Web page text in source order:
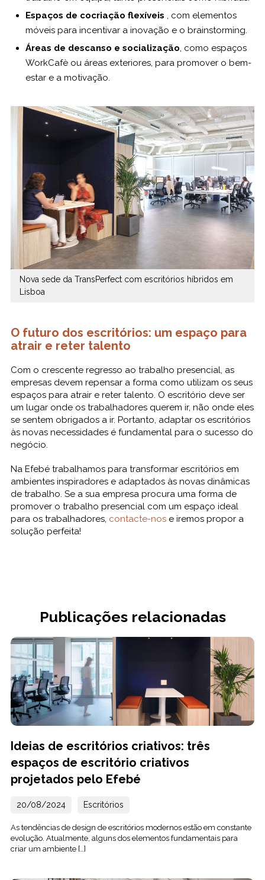
Espaços de cocriação flexíveis , com elementos
móveis para incentivar a inovação e o brainstorming.
Áreas de descanso e socialização, como espaços
WorkCafè ou áreas exteriores, para promover o bem-
estar e a motivação.
Nova sede da TransPerfect com escritórios híbridos em
Lisboa
O futuro dos escritórios: um espaço para
atrair e reter talento
Com o crescente regresso ao trabalho presencial, as
empresas devem repensar a forma como utilizam os seus
espaços para atrair e reter talento. O escritório deve ser
um lugar onde os trabalhadores querem ir, não onde eles
se sentem obrigados a ir. Portanto, adaptar os escritórios
às novas necessidades é fundamental para o sucesso do
negócio.
Na Efebé trabalhamos para transformar escritórios em
ambientes inspiradores e adaptados às novas dinâmicas
de trabalho. Se a sua empresa procura uma forma de
promover o trabalho presencial com um espaço ideal
para os trabalhadores, contacte-nose iremos propor a
solução perfeita!
Publicações relacionadas
Ideias de escritórios criativos: três
espaços de escritório criativos
projetados pelo Efebé
20/08/2024 Escritórios
As tendências de design de escritórios modernos estão em constante
evolução. Atualmente, alguns dos elementos fundamentais para
criar um ambiente […]